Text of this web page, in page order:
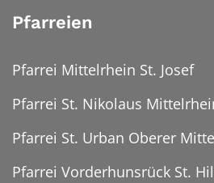
Pfarreien
Pfarrei Mittelrhein St. Josef
Pfarrei St. Nikolaus
Pfarrei St. Urban Oberer
Pfarrei Vorderhunsrück St.